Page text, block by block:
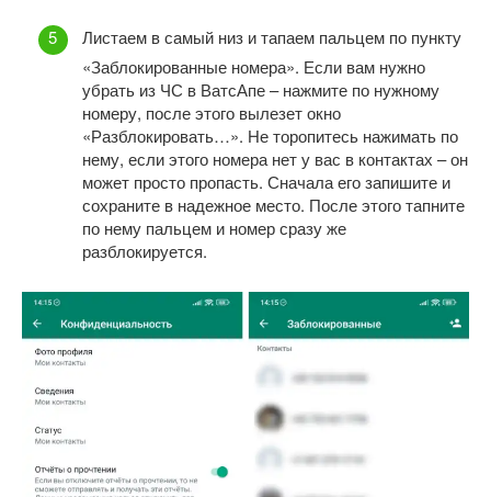
Листаем в самый низ и тапаем пальцем по пункту
«Заблокированные номера». Если вам нужно
убрать из ЧС в ВатсАпе – нажмите по нужному
номеру, после этого вылезет окно
«Разблокировать…». Не торопитесь нажимать по
нему, если этого номера нет у вас в контактах – он
может просто пропасть. Сначала его запишите и
сохраните в надежное место. После этого тапните
по нему пальцем и номер сразу же
разблокируется.